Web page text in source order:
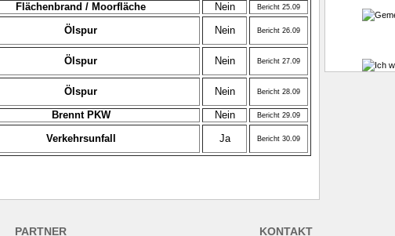
Flächenbrand / Moorfläche Nein Bericht 25.09
Ölspur Nein Bericht 26.09
Ölspur Nein Bericht 27.09
Ölspur Nein Bericht 28.09
Brennt PKW Nein Bericht 29.09
Verkehrsunfall Ja Bericht 30.09
PARTNER KONTAKT